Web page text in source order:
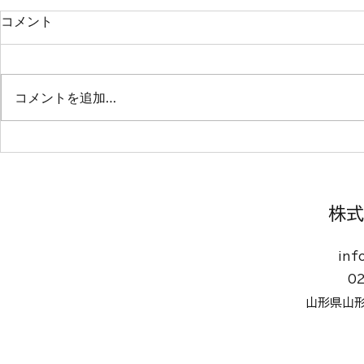
山形市 保育園
宮城県石
コメント
コメントを追加…
株
山形県山